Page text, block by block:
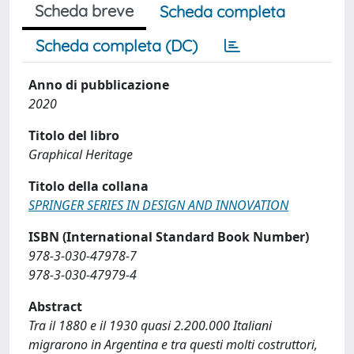
Scheda breve
Scheda completa
Scheda completa (DC)
Anno di pubblicazione
2020
Titolo del libro
Graphical Heritage
Titolo della collana
SPRINGER SERIES IN DESIGN AND INNOVATION
ISBN (International Standard Book Number)
978-3-030-47978-7
978-3-030-47979-4
Abstract
Tra il 1880 e il 1930 quasi 2.200.000 Italiani
migrarono in Argentina e tra questi molti costruttori,